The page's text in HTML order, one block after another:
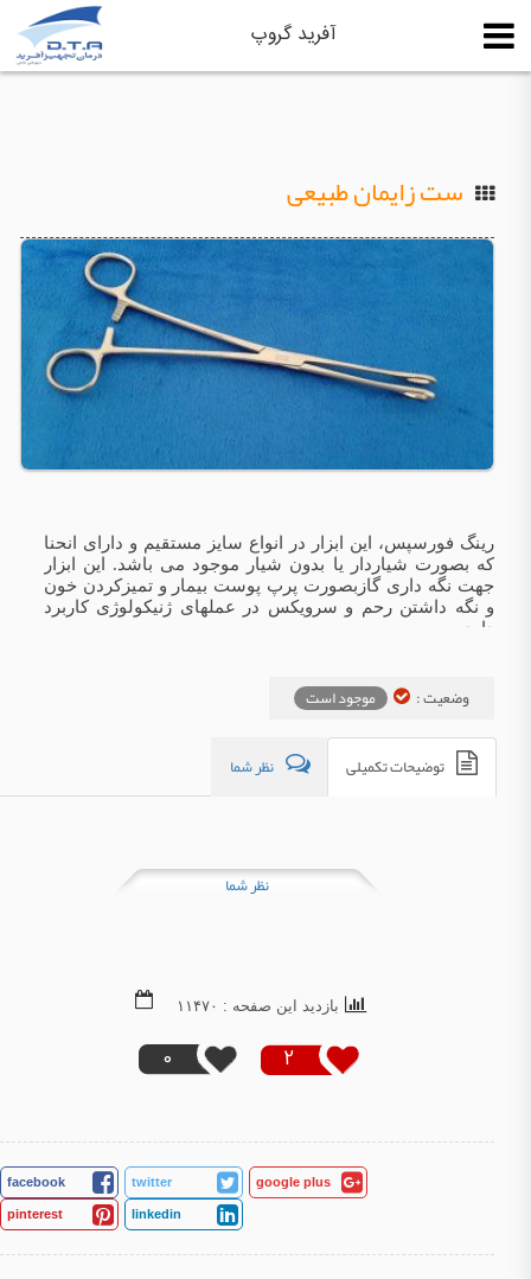
آفرید گروپ
ست زایمان طبیعی
رینگ فورسپس، این ابزار در انواع سایز مستقیم و دارای انحنا
که بصورت شیاردار یا بدون شیار موجود می باشد. این ابزار
جهت نگه داری گازبصورت پرپ پوست بیمار و تمیزکردن خون
و نگه داشتن رحم و سرویکس در عملهای ژنیکولوژی کاربرد
دارد.
وضعیت : موجود است
توضیحات تکمیلی نظر شما
نظر شما
2
0
بازدید این صفحه : ۱۱۴۷۰
facebook twitter google plus
pinterest linkedin